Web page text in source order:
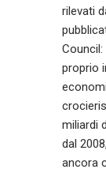
rilevati
proprio
miliardi
dal
ancora